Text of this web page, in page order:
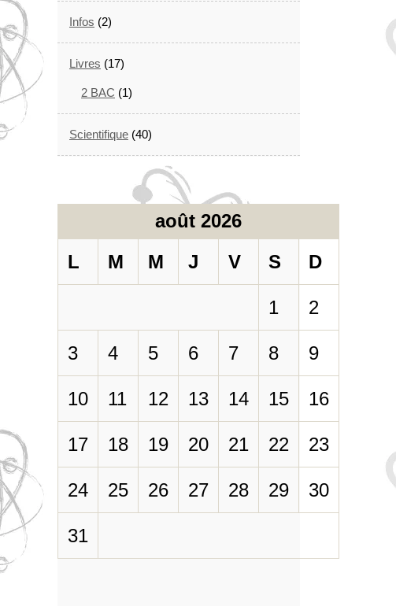
Infos (2)
Livres (17)
2 BAC (1)
Scientifique (40)
août 2026
L
M M J V S D
1 2
3 4 5 6 7 8 9
10 11 12 13 14 15 16
17 18 19 20 21 22 23
24 25 26 27 28 29 30
31